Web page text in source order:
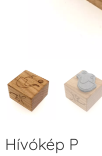
Hívókép P